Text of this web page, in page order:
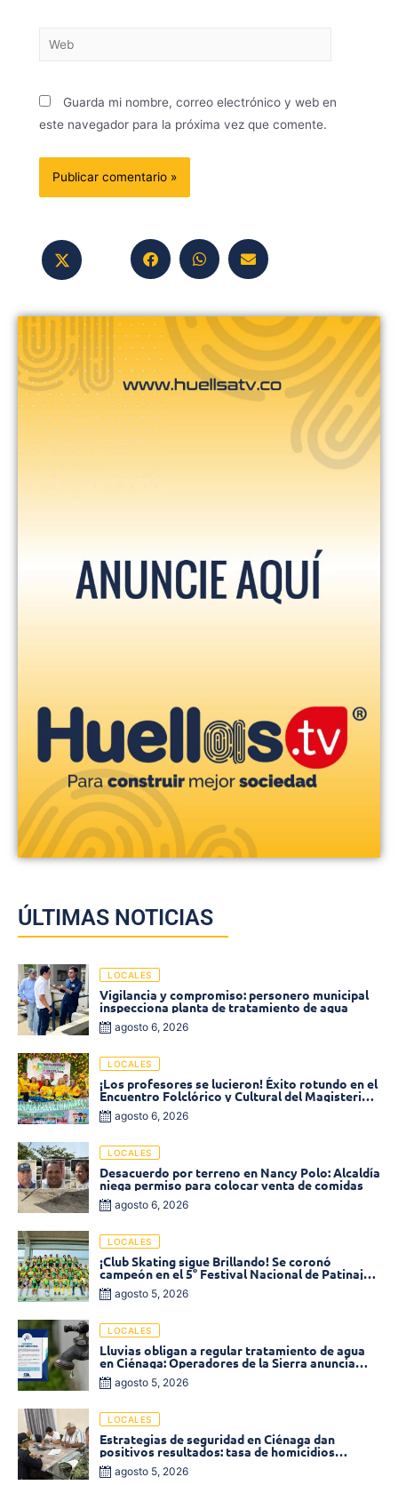
Guarda mi nombre, correo electrónico y web en
este navegador para la próxima vez que comente.
ÚLTIMAS NOTICIAS
LOCALES
Vigilancia y compromiso: personero municipal
inspecciona planta de tratamiento de agua
agosto 6, 2026
LOCALES
¡Los profesores se lucieron! Éxito rotundo en el
Encuentro Folclórico y Cultural del Magisterio
2026 en Ciénaga
agosto 6, 2026
LOCALES
Desacuerdo por terreno en Nancy Polo: Alcaldía
niega permiso para colocar venta de comidas
agosto 6, 2026
LOCALES
¡Club Skating sigue Brillando! Se coronó
campeón en el 5° Festival Nacional de Patinaje
«Soledad sobre Ruedas»
agosto 5, 2026
LOCALES
Lluvias obligan a regular tratamiento de agua
en Ciénaga: Operadores de la Sierra anuncia
baja presión en varios sectores
agosto 5, 2026
LOCALES
Estrategias de seguridad en Ciénaga dan
positivos resultados: tasa de homicidios
disminuyó un 58% en 2026
agosto 5, 2026